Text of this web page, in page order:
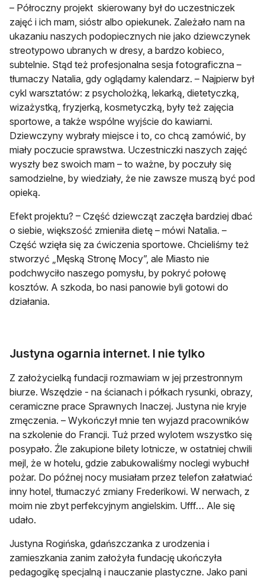
– Półroczny projekt skierowany był do uczestniczek
zajęć i ich mam, sióstr albo opiekunek. Zależało nam na
ukazaniu naszych podopiecznych nie jako dziewczynek
streotypowo ubranych w dresy, a bardzo kobieco,
subtelnie. Stąd też profesjonalna sesja fotograficzna –
tłumaczy Natalia, gdy oglądamy kalendarz. – Najpierw był
cykl warsztatów: z psycholożką, lekarką, dietetyczką,
wizażystką, fryzjerką, kosmetyczką, były też zajęcia
sportowe, a także wspólne wyjście do kawiarni.
Dziewczyny wybrały miejsce i to, co chcą zamówić, by
miały poczucie sprawstwa. Uczestniczki naszych zajęć
wyszły bez swoich mam – to ważne, by poczuły się
samodzielne, by wiedziały, że nie zawsze muszą być pod
opieką.
Efekt projektu? – Część dziewcząt zaczęła bardziej dbać
o siebie, większość zmieniła dietę – mówi Natalia. –
Część wzięła się za ćwiczenia sportowe. Chcieliśmy też
stworzyć „Męską Stronę Mocy”, ale Miasto nie
podchwyciło naszego pomysłu, by pokryć połowę
kosztów. A szkoda, bo nasi panowie byli gotowi do
działania.
Justyna ogarnia internet. I nie tylko
Z założycielką fundacji rozmawiam w jej przestronnym
biurze. Wszędzie - na ścianach i półkach rysunki, obrazy,
ceramiczne prace Sprawnych Inaczej. Justyna nie kryje
zmęczenia. – Wykończył mnie ten wyjazd pracowników
na szkolenie do Francji. Tuż przed wylotem wszystko się
posypało. Źle zakupione bilety lotnicze, w ostatniej chwili
mejl, że w hotelu, gdzie zabukowaliśmy noclegi wybuchł
pożar. Do późnej nocy musiałam przez telefon załatwiać
inny hotel, tłumaczyć zmiany Frederikowi. W nerwach, z
moim nie zbyt perfekcyjnym angielskim. Ufff… Ale się
udało.
Justyna Rogińska, gdańszczanka z urodzenia i
zamieszkania zanim założyła fundację ukończyła
pedagogikę specjalną i nauczanie plastyczne. Jako pani